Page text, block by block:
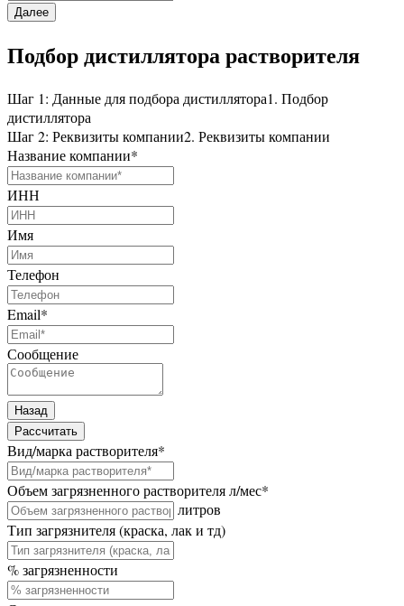
Далее
Подбор дистиллятора растворителя
Шаг 1: Данные для подбора дистиллятора1. Подбор
дистиллятора
Шаг 2: Реквизиты компании2. Реквизиты компании
Название компании*
ИНН
Имя
Телефон
Email*
Сообщение
Назад
Рассчитать
Вид/марка растворителя*
Объем загрязненного растворителя л/мес*
литров
Тип загрязнителя (краска, лак и тд)
% загрязненности